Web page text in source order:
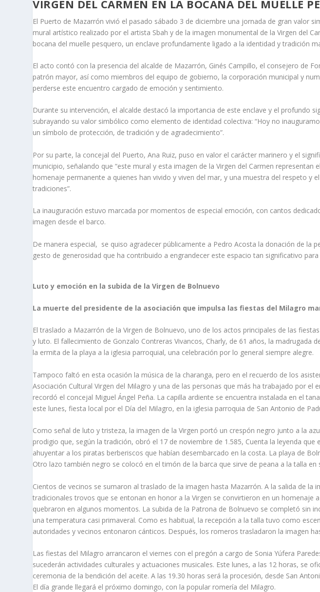
VIRGEN DEL CARMEN EN LA BOCANA DEL MUELLE
El Puerto de Mazarrón vivió el pasado sábado 3 de diciembre una jornada de gran valor
mural artístico realizado por el artista Sbah y de la imagen monumental de la Virgen del
bocana del muelle pesquero, un enclave profundamente ligado a la identidad y tradición
El acto contó con la presencia del alcalde de Mazarrón, Ginés Campillo, el consejero de
patrón mayor, así como miembros del equipo de gobierno, la corporación municipal y
perderse este encuentro cargado de emoción y sentimiento.
Durante su intervención, el alcalde destacó la importancia de este enclave y el profundo
subrayando su valor simbólico como elemento de identidad colectiva: “Hoy no
un símbolo de protección, de tradición y de agradecimiento”.
Por su parte, la concejal del Puerto, Ana Ruiz, puso en valor el carácter marinero y el
municipio, señalando que “este mural y esta imagen de la Virgen del Carmen representan
homenaje permanente a quienes han vivido y viven del mar, y una muestra del respeto y
tradiciones”.
La inauguración estuvo marcada por momentos de especial emoción, con cantos
imagen desde el barco.
De manera especial, se quiso agradecer públicamente a Pedro Acosta la donación de la
gesto de generosidad que ha contribuido a engrandecer este espacio tan significativo
Luto y emoción en la subida de la Virgen de Bolnuevo
La muerte del presidente de la asociación que impulsa las fiestas del Milagro
El traslado a Mazarrón de la Virgen de Bolnuevo, uno de los actos principales de las
y luto. El fallecimiento de Gonzalo Contreras Vivancos, Charly, de 61 años, la madrugada
la ermita de la playa a la iglesia parroquial, una celebración por lo general siempre alegre.
Tampoco faltó en esta ocasión la música de la charanga, pero en el recuerdo de los
Asociación Cultural Virgen del Milagro y una de las personas que más ha trabajado por el
recordó el concejal Miguel Ángel Peña. La capilla ardiente se encuentra instalada en el
este lunes, fiesta local por el Día del Milagro, en la iglesia parroquia de San Antonio de
Como señal de luto y tristeza, la imagen de la Virgen portó un crespón negro junto a la
prodigio que, según la tradición, obró el 17 de noviembre de 1.585, Cuenta la leyenda
ahuyentar a los piratas berberiscos que habían desembarcado en la costa. La playa de
Otro lazo también negro se colocó en el timón de la barca que sirve de peana a la talla en
Cientos de vecinos se sumaron al traslado de la imagen hasta Mazarrón. A la salida de la
tradicionales trovos que se entonan en honor a la Virgen se convirtieron en un homenaje
quebraron en algunos momentos. La subida de la Patrona de Bolnuevo se completó sin
una temperatura casi primaveral. Como es habitual, la recepción a la talla tuvo como
autoridades y vecinos entonaron cánticos. Después, los romeros trasladaron la imagen
Las fiestas del Milagro arrancaron el viernes con el pregón a cargo de Sonia Yúfera
sucederán actividades culturales y actuaciones musicales. Este lunes, a las 12 horas, se
ceremonia de la bendición del aceite. A las 19.30 horas será la procesión, desde San
El día grande llegará el próximo domingo, con la popular romería del Milagro.